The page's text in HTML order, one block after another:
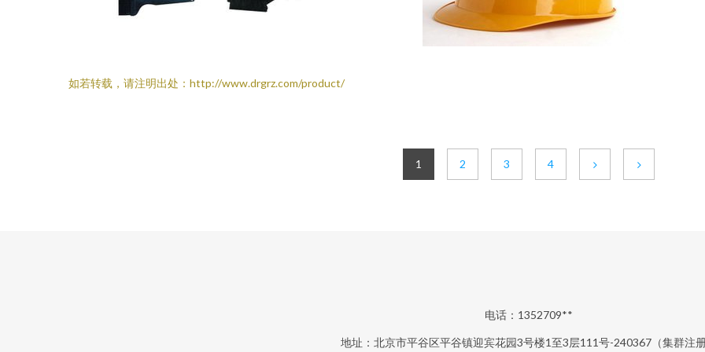
如若转载，请注明出处：http://www.drgrz.com/product/
1 2 3 4
电话：1352709**
地址：北京市平谷区平谷镇迎宾花园3号楼1至3层111号-240367（集群注